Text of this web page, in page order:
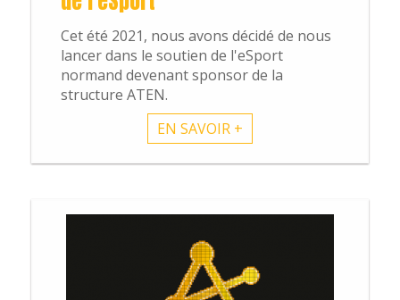
Cet été 2021, nous avons décidé de nous
lancer dans le soutien de l'eSport
normand devenant sponsor de la
structure ATEN.
EN SAVOIR +